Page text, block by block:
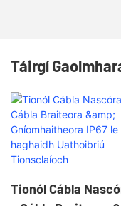
Táirgí
Tionól Cábla